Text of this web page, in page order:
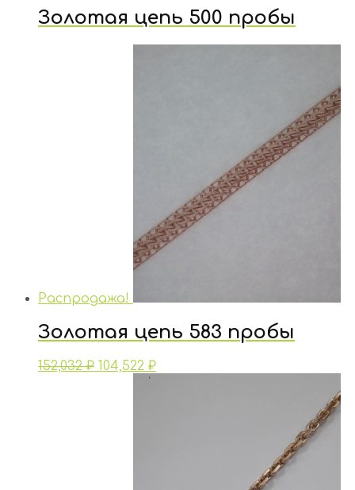
Золотая цепь 500 пробы
Распродажа!
Золотая цепь 583 пробы
152,032₽ 104,522 ₽